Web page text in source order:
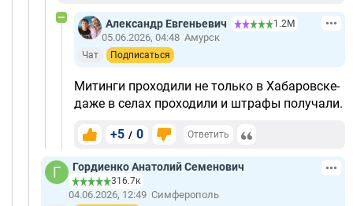
Александр Евгеньевич 1.2М
05.06.2026, 04:48 Амурск
Чат Подписаться
Митинги проходили не только в Хабаровске-
даже в селах проходили и штрафы получали.
+5 / 0 Ответить
Гордиенко Анатолий Семенович
316.7к
04.06.2026, 12:49 Симферополь